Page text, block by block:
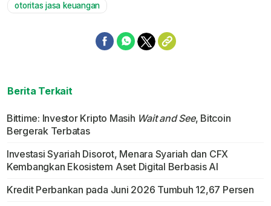
otoritas jasa keuangan
Berita Terkait
Bittime: Investor Kripto Masih Wait and See, Bitcoin
Bergerak Terbatas
Investasi Syariah Disorot, Menara Syariah dan CFX
Kembangkan Ekosistem Aset Digital Berbasis AI
Kredit Perbankan pada Juni 2026 Tumbuh 12,67 Persen